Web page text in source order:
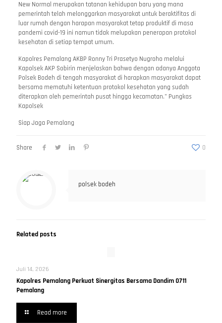
New Normal merupakan tatanan kehidupan baru yang mana
pemerintah telah melonggarkan masyarakat untuk beraktifitas di
luar rumah dengan harapan masyarakat tetap produktif di masa
pandemi covid-19 ini namun tidak melupakan penerapan protokol
kesehatan di setiap tempat umum.
Kapolres Pemalang AKBP Ronny Tri Prasetyo Nugroho melalui
Kapolsek AKP Sobirin menjelaskan bahwa dengan adanya Anggota
Polsek Bodeh di tengah masyarakat di harapkan masyarakat dapat
bersama mematuhi ketentuan protokol kesehatan yang sudah
diterapkan oleh pemerintah pusat hingga kecamatan.” Pungkas
Kapolsek
Siap Jaga Pemalang
Share 0
polsek bodeh
Related posts
Juli 14, 2026
Kapolres Pemalang Perkuat Sinergitas Bersama Dandim 0711
Pemalang
Read more